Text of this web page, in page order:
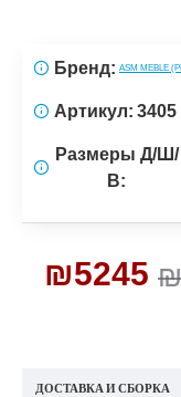
₪5245
Бренд: ASM MEBLE
Артикул: 3405
Размеры Д/Ш/
В:
ДОСТАВКА И СБОРКА